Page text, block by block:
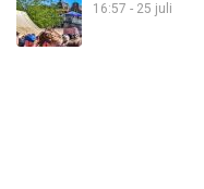
16:57 - 25 juli